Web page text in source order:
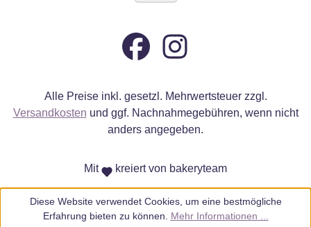
Alle Preise inkl. gesetzl. Mehrwertsteuer zzgl.
Versandkosten und ggf. Nachnahmegebühren, wenn nicht
anders angegeben.
Mit kreiert von bakeryteam
Diese Website verwendet Cookies, um eine bestmögliche
Erfahrung bieten zu können. Mehr Informationen ...